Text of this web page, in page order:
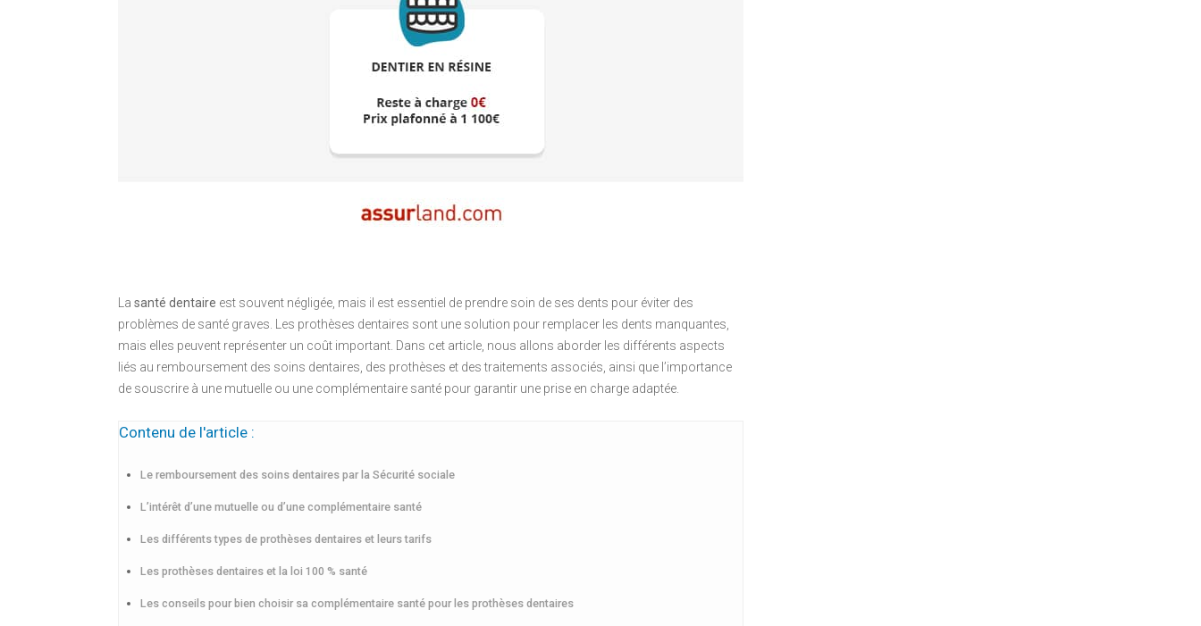
La santé dentaire est souvent négligée, mais il est essentiel de prendre soin de ses dents pour éviter des
problèmes de santé graves. Les prothèses dentaires sont une solution pour remplacer les dents manquantes,
mais elles peuvent représenter un coût important. Dans cet article, nous allons aborder les différents aspects
liés au remboursement des soins dentaires, des prothèses et des traitements associés, ainsi que l’importance
de souscrire à une mutuelle ou une complémentaire santé pour garantir une prise en charge adaptée.
Contenu de l'article :
Le remboursement des soins dentaires par la Sécurité sociale
L’intérêt d’une mutuelle ou d’une complémentaire santé
Les différents types de prothèses dentaires et leurs tarifs
Les prothèses dentaires et la loi 100 % santé
Les conseils pour bien choisir sa complémentaire santé pour les prothèses dentaires